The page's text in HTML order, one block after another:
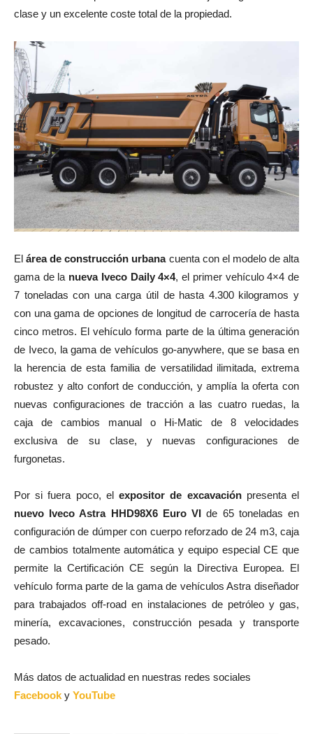
clase y un excelente coste total de la propiedad.
Elárea de construcción urbanacuenta con el modelo de alta
gama de la nueva Iveco Daily 4×4, el primer vehículo 4×4 de
7 toneladas con una carga útil de hasta 4.300 kilogramos y
con una gama de opciones de longitud de carrocería de hasta
cinco metros. El vehículo forma parte de la última generación
de Iveco, la gama de vehículos go-anywhere, que se basa en
la herencia de esta familia de versatilidad ilimitada, extrema
robustez y alto confort de conducción, y amplía la oferta con
nuevas configuraciones de tracción a las cuatro ruedas, la
caja de cambios manual o Hi-Matic de 8 velocidades
exclusiva de su clase, y nuevas configuraciones de
furgonetas.
Por si fuera poco, elexpositor de excavaciónpresenta el
nuevo Iveco Astra HHD98X6 Euro VI
de 65 toneladas en
configuración de dúmper con cuerpo reforzado de 24 m3, caja
de cambios totalmente automática y equipo especial CE que
permite la Certificación CE según la Directiva Europea. El
vehículo forma parte de la gama de vehículos Astra diseñador
para trabajados off-road en instalaciones de petróleo y gas,
minería, excavaciones, construcción pesada y transporte
pesado.
Más datos de actualidad en nuestras redes sociales
Facebooky YouTube